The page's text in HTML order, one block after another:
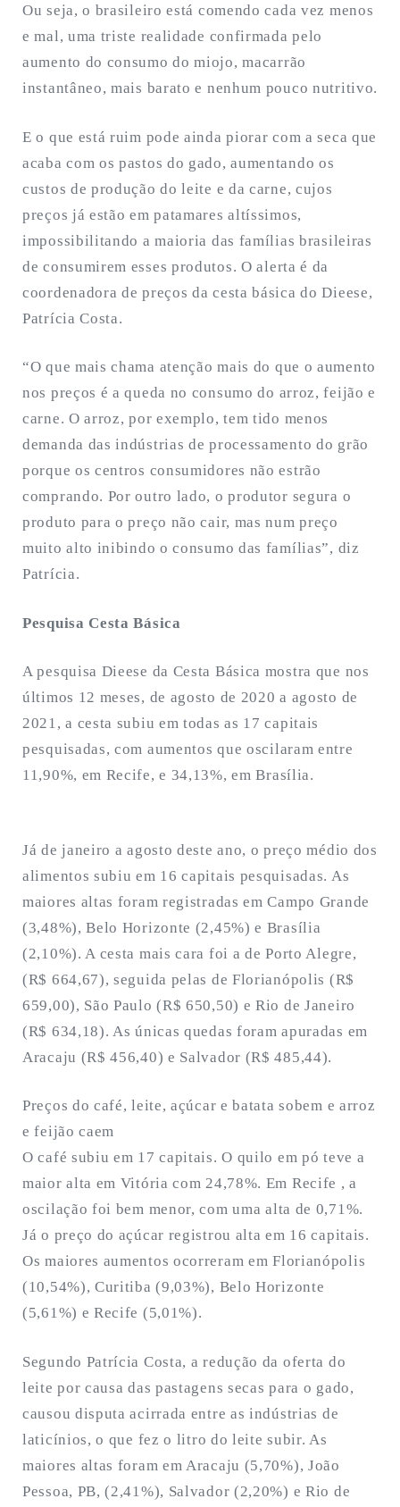
Ou seja, o brasileiro está comendo cada vez menos
e mal, uma triste realidade confirmada pelo
aumento do consumo do miojo, macarrão
instantâneo, mais barato e nenhum pouco nutritivo.
E o que está ruim pode ainda piorar com a seca que
acaba com os pastos do gado, aumentando os
custos de produção do leite e da carne, cujos
preços já estão em patamares altíssimos,
impossibilitando a maioria das famílias brasileiras
de consumirem esses produtos. O alerta é da
coordenadora de preços da cesta básica do Dieese,
Patrícia Costa.
“O que mais chama atenção mais do que o aumento
nos preços é a queda no consumo do arroz, feijão e
carne. O arroz, por exemplo, tem tido menos
demanda das indústrias de processamento do grão
porque os centros consumidores não estrão
comprando. Por outro lado, o produtor segura o
produto para o preço não cair, mas num preço
muito alto inibindo o consumo das famílias”, diz
Patrícia.
Pesquisa Cesta Básica
A pesquisa Dieese da Cesta Básica mostra que nos
últimos 12 meses, de agosto de 2020 a agosto de
2021, a cesta subiu em todas as 17 capitais
pesquisadas, com aumentos que oscilaram entre
11,90%, em Recife, e 34,13%, em Brasília.
Já de janeiro a agosto deste ano, o preço médio dos
alimentos subiu em 16 capitais pesquisadas. As
maiores altas foram registradas em Campo Grande
(3,48%), Belo Horizonte (2,45%) e Brasília
(2,10%). A cesta mais cara foi a de Porto Alegre,
(R$ 664,67), seguida pelas de Florianópolis (R$
659,00), São Paulo (R$ 650,50) e Rio de Janeiro
(R$ 634,18). As únicas quedas foram apuradas em
Aracaju (R$ 456,40) e Salvador (R$ 485,44).
Preços do café, leite, açúcar e batata sobem e arroz
e feijão caem
O café subiu em 17 capitais. O quilo em pó teve a
maior alta em Vitória com 24,78%. Em Recife , a
oscilação foi bem menor, com uma alta de 0,71%.
Já o preço do açúcar registrou alta em 16 capitais.
Os maiores aumentos ocorreram em Florianópolis
(10,54%), Curitiba (9,03%), Belo Horizonte
(5,61%) e Recife (5,01%).
Segundo Patrícia Costa, a redução da oferta do
leite por causa das pastagens secas para o gado,
causou disputa acirrada entre as indústrias de
laticínios, o que fez o litro do leite subir. As
maiores altas foram em Aracaju (5,70%), João
Pessoa, PB, (2,41%), Salvador (2,20%) e Rio de